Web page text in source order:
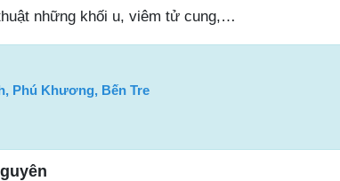
những khối u, viêm tử cung,…
Phú Khương, Bến Tre